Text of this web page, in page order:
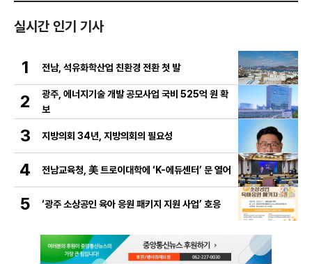
실시간 인기 기사
1 전남, 석유화학산업 친환경 전환 첫 발
2
광주, 에너지기술 개발 공모사업 국비 525억 원 확
보
3 지방의회 34년, 지방의회의 필요성
4 전남교육청, 美 트로이대학에 ‘K-에듀센터’ 문 열어
5 ‘광주 소상공인 육아 응원 패키지 지원 사업’ 호응